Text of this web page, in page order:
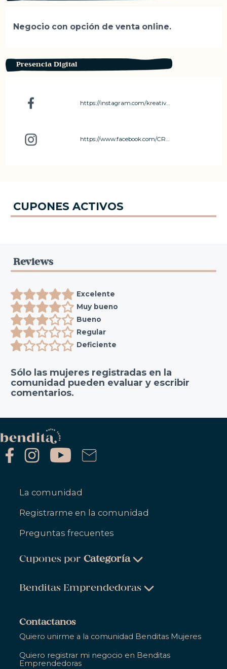
Negocio con opción de venta online.
Presencia Digital
https://www.facebook.com/CReativaArteconAmor
Reviews
Excelente
Muy bueno
Bueno
Regular
Deficiente
Sólo las mujeres registradas en la
comunidad pueden evaluar y escribir
comentarios.
CUPONES ACTIVOS
La comunidad
Registrarme en la comunidad
Preguntas frecuentes
Cupones porCategoría
Salud & Bienestar
Hogar
Gastronomía
Benditas Emprendedoras
Salud & Bienestar
Contactanos
Quiero unirme a la comunidad Benditas Mujeres
Quiero registrar mi negocio en Benditas
Emprendedoras